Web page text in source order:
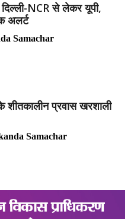
दिल्ली-NCR से लेकर यूपी,
अलर्ट
Samachar
शीतकालीन प्रवास खरशाली
Samachar